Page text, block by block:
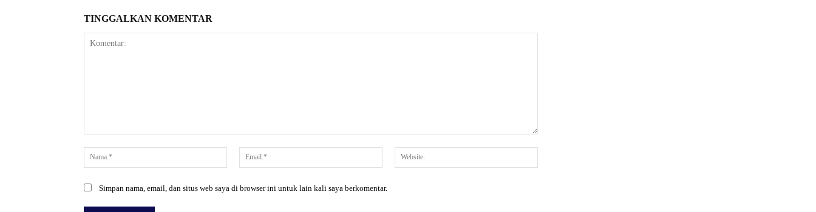
TINGGALKAN KOMENTAR
Nama:*
Email:*
Simpan nama, email, dan situs web saya di browser ini untuk lain kali saya berkomentar.